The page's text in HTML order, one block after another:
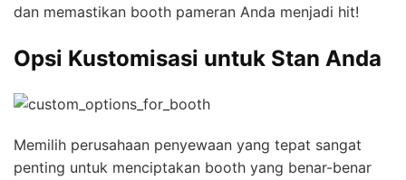
dan memastikan booth pameran Anda menjadi hit!
Opsi Kustomisasi untuk Stan Anda
Memilih perusahaan penyewaan yang tepat sangat
penting untuk menciptakan booth yang benar-benar